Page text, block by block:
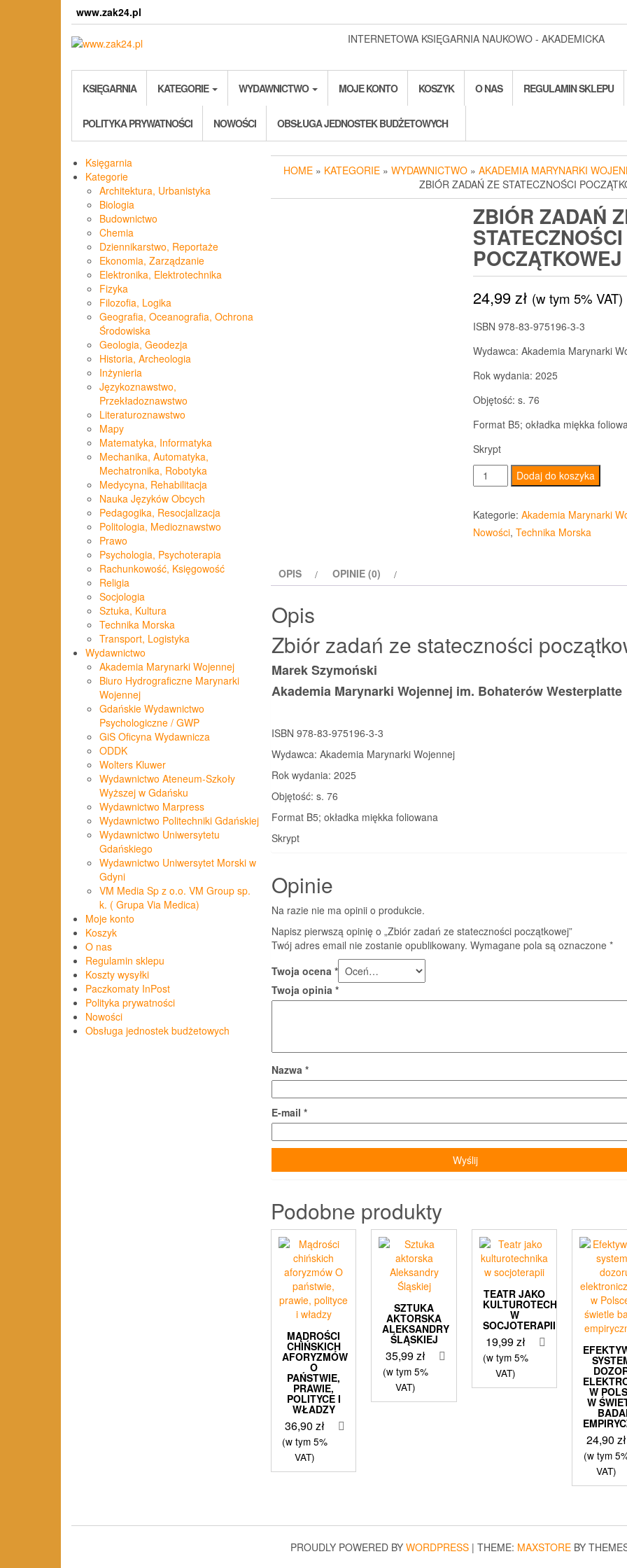
www.zak24.pl
INTERNETOWA KSIĘGARNIA NAUKOWO - AKADEMICKA
KSIĘGARNIA KATEGORIE WYDAWNICTWO MOJE KONTO KOSZYK O NAS REGULAMIN SKLEPU
POLITYKA PRYWATNOŚCI NOWOŚCI OBSŁUGA JEDNOSTEK BUDŻETOWYCH
Księgarnia
Kategorie
Architektura, Urbanistyka
Biologia
Budownictwo
Chemia
Dziennikarstwo, Reportaże
Ekonomia, Zarządzanie
Elektronika, Elektrotechnika
Fizyka
Filozofia, Logika
Geografia, Oceanografia, Ochrona
Środowiska
Geologia, Geodezja
Historia, Archeologia
Inżynieria
Językoznawstwo,
Przekładoznawstwo
Literaturoznawstwo
Mapy
Matematyka, Informatyka
Mechanika, Automatyka,
Mechatronika, Robotyka
Medycyna, Rehabilitacja
Nauka Języków Obcych
Pedagogika, Resocjalizacja
Politologia, Medioznawstwo
Prawo
Psychologia, Psychoterapia
Rachunkowość, Księgowość
Religia
Socjologia
Sztuka, Kultura
Technika Morska
Transport, Logistyka
Wydawnictwo
Akademia Marynarki Wojennej
Biuro Hydrograficzne Marynarki
Wojennej
Gdańskie Wydawnictwo
Psychologiczne / GWP
GiS Oficyna Wydawnicza
ODDK
Wolters Kluwer
Wydawnictwo Ateneum-Szkoły
Wyższej w Gdańsku
Wydawnictwo Marpress
Wydawnictwo Politechniki Gdańskiej
Wydawnictwo Uniwersytetu
Gdańskiego
Wydawnictwo Uniwersytet Morski w
Gdyni
VM Media Sp z o.o. VM Group sp.
k. ( Grupa Via Medica)
Moje konto
Koszyk
O nas
Regulamin sklepu
Koszty wysyłki
Paczkomaty InPost
Polityka prywatności
Nowości
Obsługa jednostek budżetowych
HOME » KATEGORIE » WYDAWNICTWO » AKADEMIA MARYNARKI
ZBIÓR ZADAŃ ZE STATECZNOŚCI
ZBIÓR ZADAŃ
STATECZNOŚCI
POCZĄTKOWEJ
24,99zł (w tym 5% VAT)
ISBN 978-83-975196-3-3
Wydawca: Akademia Marynarki
Rok wydania: 2025
Objętość: s. 76
Format B5; okładka miękka
Skrypt
ilość
Zbiór
zadań
ze
Dodaj do koszyka
Kategorie: Akademia Marynarki
Nowości, Technika Morska
OPIS OPINIE (0)
Opis
Zbiór zadań ze stateczności
Marek Szymoński
Akademia Marynarki Wojennej im. Bohaterów Westerplatte
ISBN 978-83-975196-3-3
Wydawca: Akademia Marynarki Wojennej
Rok wydania: 2025
Objętość: s. 76
Format B5; okładka miękka foliowana
Skrypt
Opinie
Na razie nie ma opinii o produkcie.
Napisz pierwszą opinię o „Zbiór zadań ze stateczności początkowej”
Twój adres email nie zostanie opublikowany. Wymagane pola są oznaczone *
Twoja ocena *
Twoja opinia *
Nazwa *
E-mail *
Podobne produkty
MĄDROŚCI
CHIŃSKICH
AFORYZMÓW
O
PAŃSTWIE,
PRAWIE,
POLITYCE I
WŁADZY
36,90zł
(w tym 5%
VAT)
SZTUKA
AKTORSKA
ALEKSANDRY
ŚLĄSKIEJ
35,99zł
(w tym 5%
VAT)
TEATR JAKO
KULTUROTECHNIKA
W
SOCJOTERAPII
19,99zł
(w tym 5%
VAT)
W
W
24,90 zł
(w tym
VAT)
PROUDLY POWERED BY WORDPRESS | THEME: MAXSTORE BY